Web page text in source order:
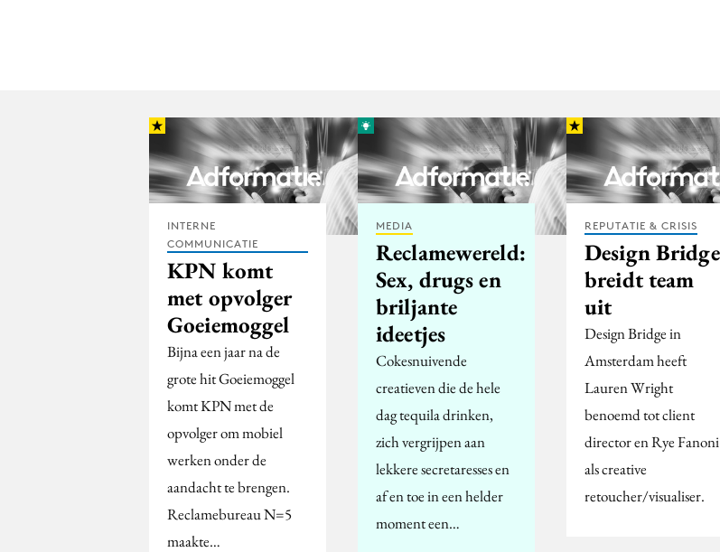
INTERNE
COMMUNICATIE
KPN komt
met opvolger
Goeiemoggel
Bijna een jaar na de
grote hit Goeiemoggel
komt KPN met de
opvolger om mobiel
werken onder de
aandacht te brengen.
Reclamebureau N=5
maakte…
MEDIA
Reclamewereld:
Sex, drugs en
briljante
ideetjes
Cokesnuivende
creatieven die de hele
dag tequila drinken,
zich vergrijpen aan
lekkere secretaresses en
af en toe in een helder
moment een…
REPUTATIE & CRISIS
Design Bridge
breidt team
uit
Design Bridge in
Amsterdam heeft
Lauren Wright
benoemd tot client
director en Rye Fanoni
als creative
retoucher/visualiser.